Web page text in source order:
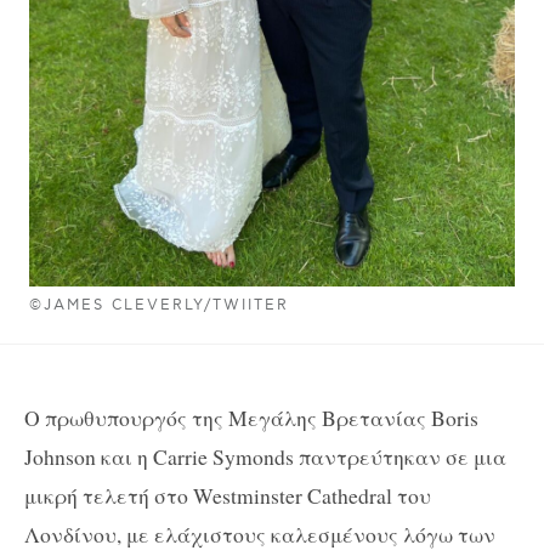
©JAMES CLEVERLY/TWIITER
O πρωθυπουργός της Μεγάλης Βρετανίας Boris
Johnson και η Carrie Symonds παντρεύτηκαν σε μια
μικρή τελετή στο Westminster Cathedral του
Λονδίνου, με ελάχιστους καλεσμένους λόγω των